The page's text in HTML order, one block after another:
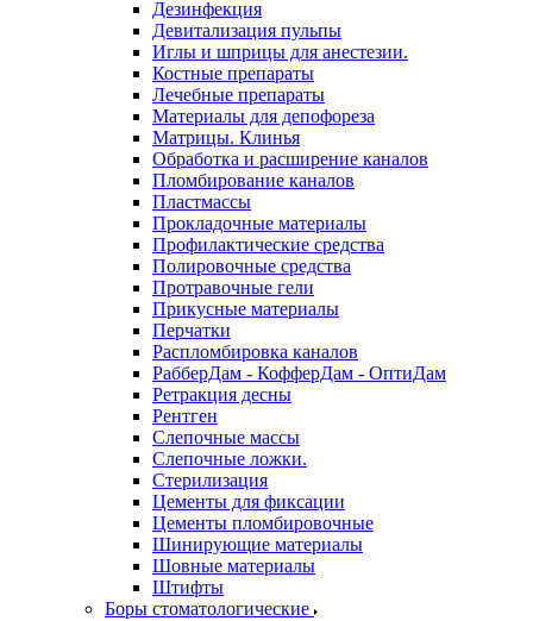
Дезинфекция
Девитализация пульпы
Иглы и шприцы для анестезии.
Костные препараты
Лечебные препараты
Материалы для депофореза
Матрицы. Клинья
Обработка и расширение каналов
Пломбирование каналов
Пластмассы
Прокладочные материалы
Профилактические средства
Полировочные средства
Протравочные гели
Прикусные материалы
Перчатки
Распломбировка каналов
РабберДам - КофферДам - ОптиДам
Ретракция десны
Рентген
Слепочные массы
Слепочные ложки.
Стерилизация
Цементы для фиксации
Цементы пломбировочные
Шинирующие материалы
Шовные материалы
Штифты
Боры стоматологические